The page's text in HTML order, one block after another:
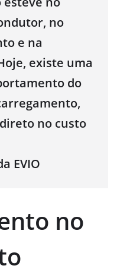
no
e na
existe uma
do
no custo
EVIO
no